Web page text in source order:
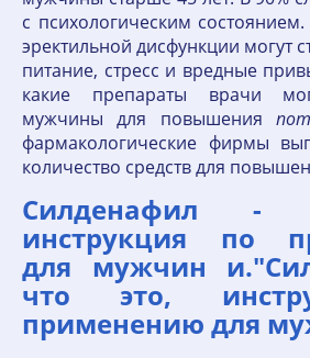
с психологическим
эректильной дисфункции могут
питание, стресс и вредные
какие препараты врачи
мужчины для повышения
фармакологические фирмы
количество средств для
Силденафил -
инструкция по
для мужчин
что это,
применению для